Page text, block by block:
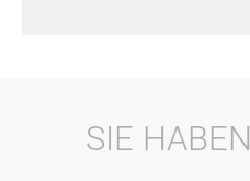
SIE HABEN